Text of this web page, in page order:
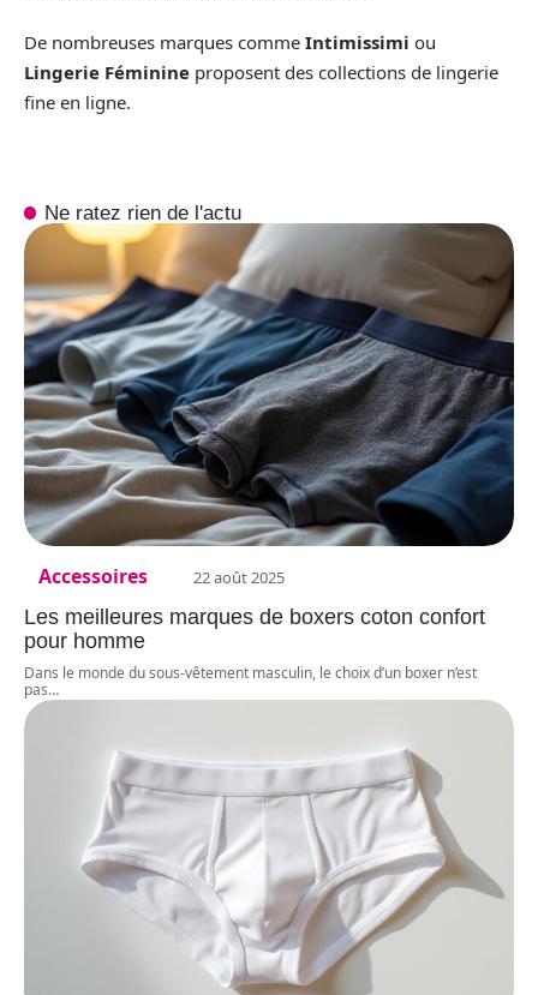
De nombreuses marques comme Intimissimi ou
Lingerie Féminine proposent des collections de lingerie
fine en ligne.
Ne ratez rien de l'actu
Accessoires 22 août 2025
Les meilleures marques de boxers coton confort
pour homme
Dans le monde du sous-vêtement masculin, le choix d’un boxer n’est
pas…